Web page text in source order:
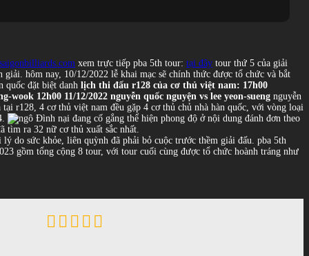
saigonbilliards.com xem trực tiếp pba 5th tour: tại đây tour thứ 5 của giải
hôm nay, 10/12/2022 lễ khai mạc sẽ chính thức được tổ chức và bắt
lịch thi đấu r128 của cơ thủ việt nam: 17h00
wook 12h00 11/12/2022 nguyễn quốc nguyện vs lee yeon-sueng nguyễn
tại r128, 4 cơ thủ việt nam đều gặp 4 cơ thủ chủ nhà hàn quốc, với vòng loại
theo
tìm ra 32 nữ cơ thủ xuất sắc nhất.
do sức khỏe, liên quỳnh đã phải bỏ cuộc trước thềm giải đấu. pba 5th
gồm tổng cộng 8 tour, với tour cuối cùng được tổ chức hoành tráng như